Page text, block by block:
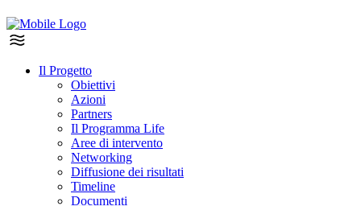
Il Progetto
Obiettivi
Azioni
Partners
Il Programma Life
Aree di intervento
Networking
Diffusione dei risultati
Timeline
Documenti